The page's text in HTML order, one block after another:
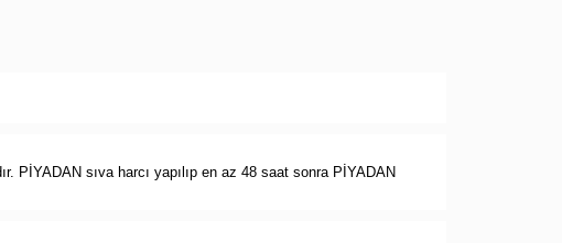
PİYADAN sıva harcı yapılıp en az 48 saat sonra PİYADAN